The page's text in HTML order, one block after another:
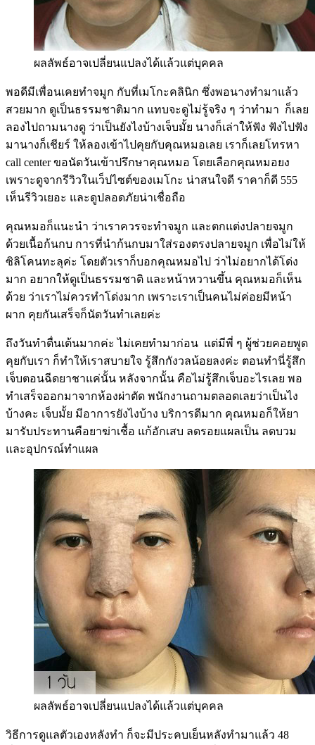
ผลลัพธ์อาจเปลี่ยนแปลงได้แล้วแต่บุคคล
พอดีมีเพื่อนเคยทำจมูก กับที่เมโกะคลินิก ซึ่งพอนางทำมาแล้ว
สวยมาก ดูเป็นธรรมชาติมาก แทบจะดูไม่รู้จริง ๆ ว่าทำมา ก็เลย
ลองไปถามนางดู ว่าเป็นยังไงบ้างเจ็บมั้ย นางก็เล่าให้ฟัง ฟังไปฟัง
มานางก็เชียร์ ให้ลองเข้าไปคุยกับคุณหมอเลย เราก็เลยโทรหา
call center ขอนัดวันเข้าปรึกษาคุณหมอ โดยเลือกคุณหมอยง
เพราะดูจากรีวิวในเว็ปไซต์ของเมโกะ น่าสนใจดี ราคาก็ดี 555
เห็นรีวิวเยอะ และดูปลอดภัยน่าเชื่อถือ
คุณหมอก็แนะนำ ว่าเราควรจะทำจมูก และตกแต่งปลายจมูก
ด้วยเนื้อก้นกบ การที่นำก้นกบมาใส่รองตรงปลายจมูก เพื่อไม่ให้
ซิลิโคนทะลุค่ะ โดยตัวเราก็บอกคุณหมอไป ว่าไม่อยากได้โด่ง
มาก อยากให้ดูเป็นธรรมชาติ และหน้าหวานขึ้น คุณหมอก็เห็น
ด้วย ว่าเราไม่ควรทำโด่งมาก เพราะเราเป็นคนไม่ค่อยมีหน้า
ผาก คุยกันเสร็จก็นัดวันทำเลยค่ะ
ถึงวันทำตื่นเต้นมากค่ะ ไม่เคยทำมาก่อน แต่มีพี่ ๆ ผู้ช่วยคอยพูด
คุยกับเรา ก็ทำให้เราสบายใจ รู้สึกกังวลน้อยลงค่ะ ตอนทำนี่รู้สึก
เจ็บตอนฉีดยาชาแค่นั้น หลังจากนั้น คือไม่รู้สึกเจ็บอะไรเลย พอ
ทำเสร็จออกมาจากห้องผ่าตัด พนักงานถามตลอดเลยว่าเป็นไง
บ้างคะ เจ็บมั้ย มีอาการยังไงบ้าง บริการดีมาก คุณหมอก็ให้ยา
มารับประทานคือยาฆ่าเชื้อ แก้อักเสบ ลดรอยแผลเป็น ลดบวม
และอุปกรณ์ทำแผล
ผลลัพธ์อาจเปลี่ยนแปลงได้แล้วแต่บุคคล
วิธีการดูแลตัวเองหลังทำ ก็จะมีประคบเย็นหลังทำมาแล้ว 48